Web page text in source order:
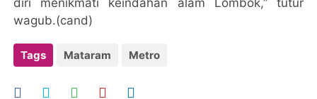
diri menikmati keindahan alam Lombok,” tutur
wagub.(cand)
Tags Mataram Metro